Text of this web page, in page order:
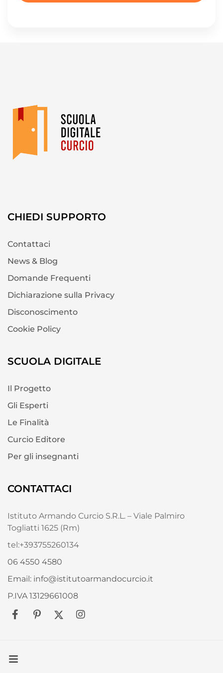
CHIEDI SUPPORTO
Contattaci
News & Blog
Domande Frequenti
Dichiarazione sulla Privacy
Disconoscimento
Cookie Policy
SCUOLA DIGITALE
Il Progetto
Gli Esperti
Le Finalità
Curcio Editore
Per gli insegnanti
CONTATTACI
Istituto Armando Curcio S.R.L. – Viale Palmiro
Togliatti 1625 (Rm)
tel:+393755260134
06 4550 4580
Email: info@istitutoarmandocurcio.it
P.IVA 13129661008